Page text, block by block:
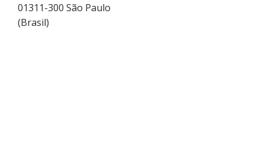
01311-300 São Paulo
(Brasil)